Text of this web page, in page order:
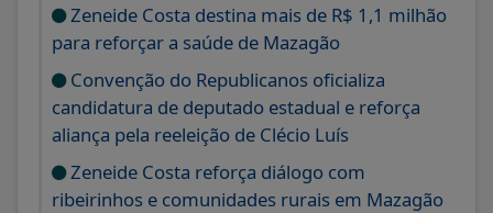
Zeneide Costa destina mais de R$ 1,1 milhão
para reforçar a saúde de Mazagão
Convenção do Republicanos oficializa
candidatura de deputado estadual e reforça
aliança pela reeleição de Clécio Luís
Zeneide Costa reforça diálogo com
ribeirinhos e comunidades rurais em Mazagão